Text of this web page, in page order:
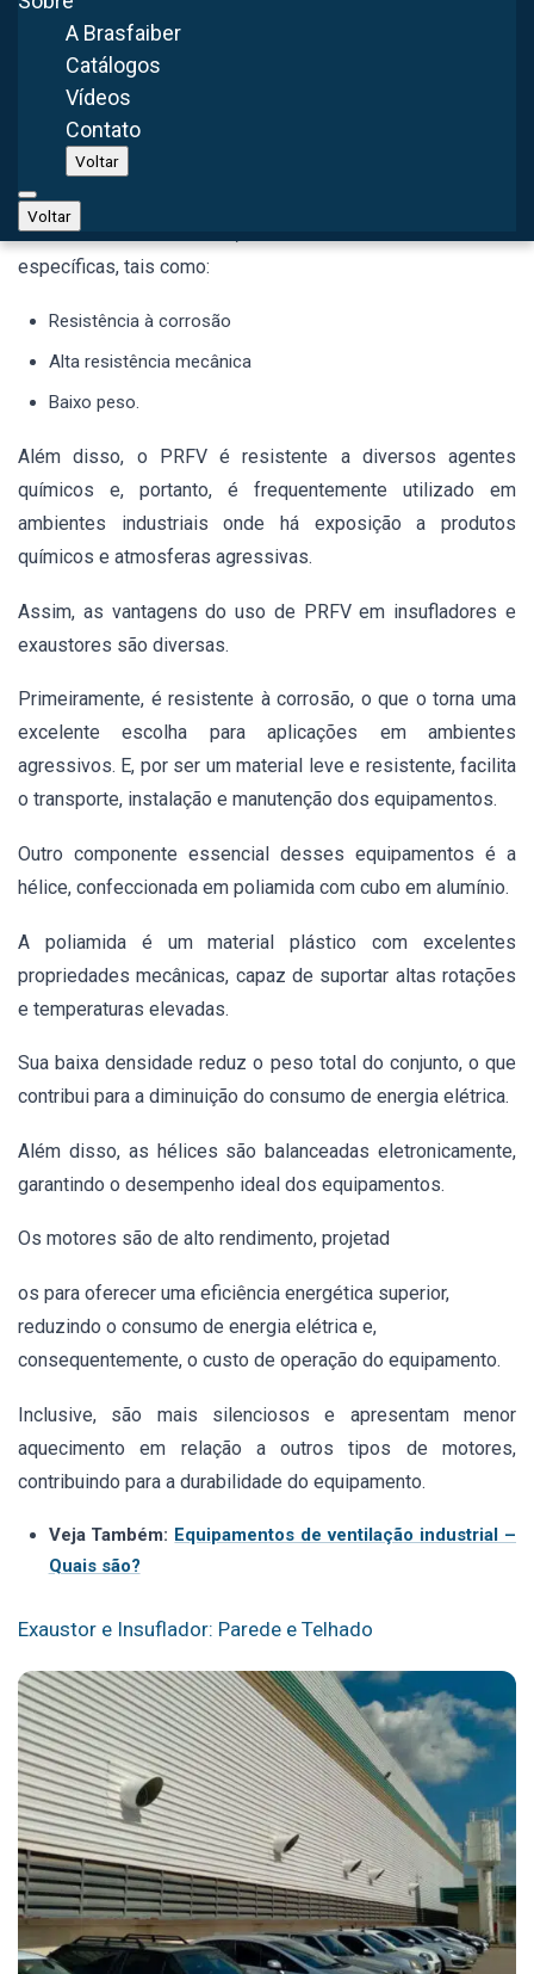
A Brasfaiber
Catálogos
Vídeos
Contato
Voltar
Voltar
analisados para uma escolha assertiva e segura de
insufladores e exaustores industriais:
Material Utilizado em Insuflador e Exaustor Industrial
O PRFV (Plástico Reforçado com Fibra de Vidro) é o
material de fabricação utilizado em insufladores e
exaustores da Brasfaiber, devido às suas características
específicas, tais como:
Resistência à corrosão
Alta resistência mecânica
Baixo peso.
Além disso, o PRFV é resistente a diversos agentes
químicos e, portanto, é frequentemente utilizado em
ambientes industriais onde há exposição a produtos
químicos e atmosferas agressivas.
Assim, as vantagens do uso de PRFV em insufladores e
exaustores são diversas.
Primeiramente, é resistente à corrosão, o que o torna uma
excelente escolha para aplicações em ambientes
agressivos. E, por ser um material leve e resistente, facilita
o transporte, instalação e manutenção dos equipamentos.
Outro componente essencial desses equipamentos é a
hélice, confeccionada em poliamida com cubo em alumínio.
A poliamida é um material plástico com excelentes
propriedades mecânicas, capaz de suportar altas rotações
e temperaturas elevadas.
Sua baixa densidade reduz o peso total do conjunto, o que
contribui para a diminuição do consumo de energia elétrica.
Além disso, as hélices são balanceadas eletronicamente,
garantindo o desempenho ideal dos equipamentos.
Os motores são de alto rendimento, projetad
os para oferecer uma eficiência energética superior,
reduzindo o consumo de energia elétrica e,
consequentemente, o custo de operação do equipamento.
Inclusive, são mais silenciosos e apresentam menor
aquecimento em relação a outros tipos de motores,
contribuindo para a durabilidade do equipamento.
Veja Também: Equipamentos de ventilação industrial –
Quais são?
Exaustor e Insuflador: Parede e Telhado